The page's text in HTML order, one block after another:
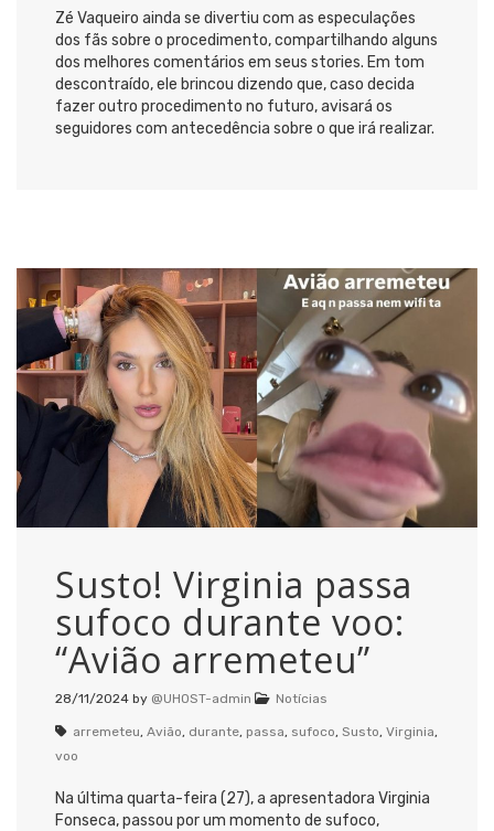
Zé Vaqueiro ainda se divertiu com as especulações
dos fãs sobre o procedimento, compartilhando alguns
dos melhores comentários em seus stories. Em tom
descontraído, ele brincou dizendo que, caso decida
fazer outro procedimento no futuro, avisará os
seguidores com antecedência sobre o que irá realizar.
Susto! Virginia passa
sufoco durante voo:
“Avião arremeteu”
28/11/2024 by @UHOST-admin Notícias
arremeteu, Avião, durante, passa, sufoco, Susto, Virginia,
voo
Na última quarta-feira (27), a apresentadora Virginia
Fonseca, passou por um momento de sufoco,